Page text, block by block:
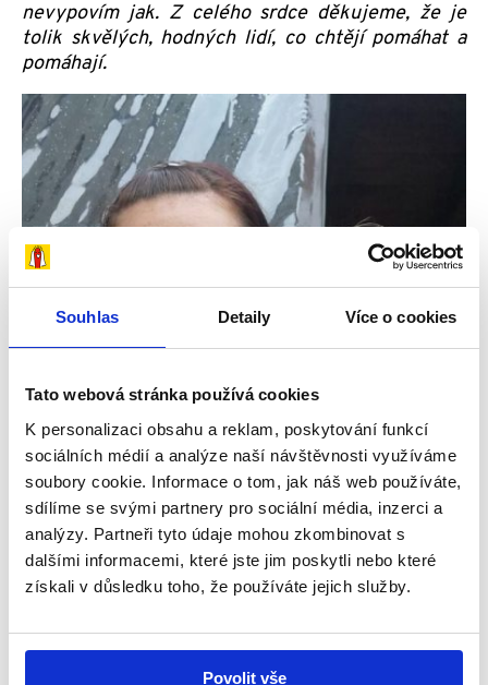
Souhlas Detaily Více o cookies
Tato webová stránka používá cookies
K personalizaci obsahu a reklam, poskytování funkcí
sociálních médií a analýze naší návštěvnosti využíváme
soubory cookie. Informace o tom, jak náš web používáte,
sdílíme se svými partnery pro sociální média, inzerci a
analýzy. Partneři tyto údaje mohou zkombinovat s
dalšími informacemi, které jste jim poskytli nebo které
získali v důsledku toho, že používáte jejich služby.
Povolit vše
nevypovím jak. Z celého srdce děkujeme, že je
tolik skvělých, hodných lidí, co chtějí pomáhat a
pomáhají.